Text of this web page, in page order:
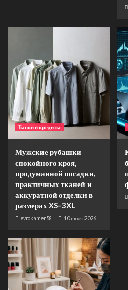
Банки и кредиты
Мужские рубашки
спокойного кроя,
продуманной посадки,
практичных тканей и
аккуратной отделки в
размерах XS–3XL
evrokamen58_ 10 июля 2026